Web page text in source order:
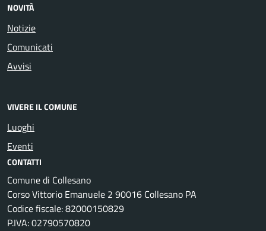
NOVITÀ
Notizie
Comunicati
Avvisi
VIVERE IL COMUNE
Luoghi
Eventi
CONTATTI
Comune di Collesano
Corso Vittorio Emanuele 2 90016 Collesano PA
Codice fiscale: 82000150829
P.IVA: 02790570820